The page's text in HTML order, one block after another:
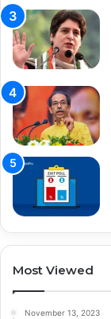
Most Viewed
November 13, 2023